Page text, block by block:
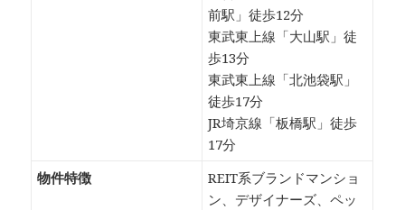
前駅」徒歩12分
東武東上線「大山駅」徒
歩13分
東武東上線「北池袋駅」
徒歩17分
JR埼京線「板橋駅」徒歩
17分
物件特徴
REIT系ブランドマンショ
ン、デザイナーズ、ペッ